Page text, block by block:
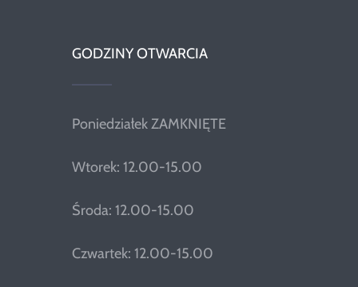
GODZINY OTWARCIA
Poniedziałek ZAMKNIĘTE
Wtorek: 12.00-15.00
Środa: 12.00-15.00
Czwartek: 12.00-15.00